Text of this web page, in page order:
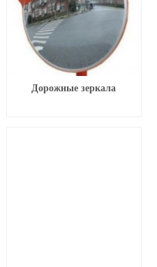
Дорожные зеркала